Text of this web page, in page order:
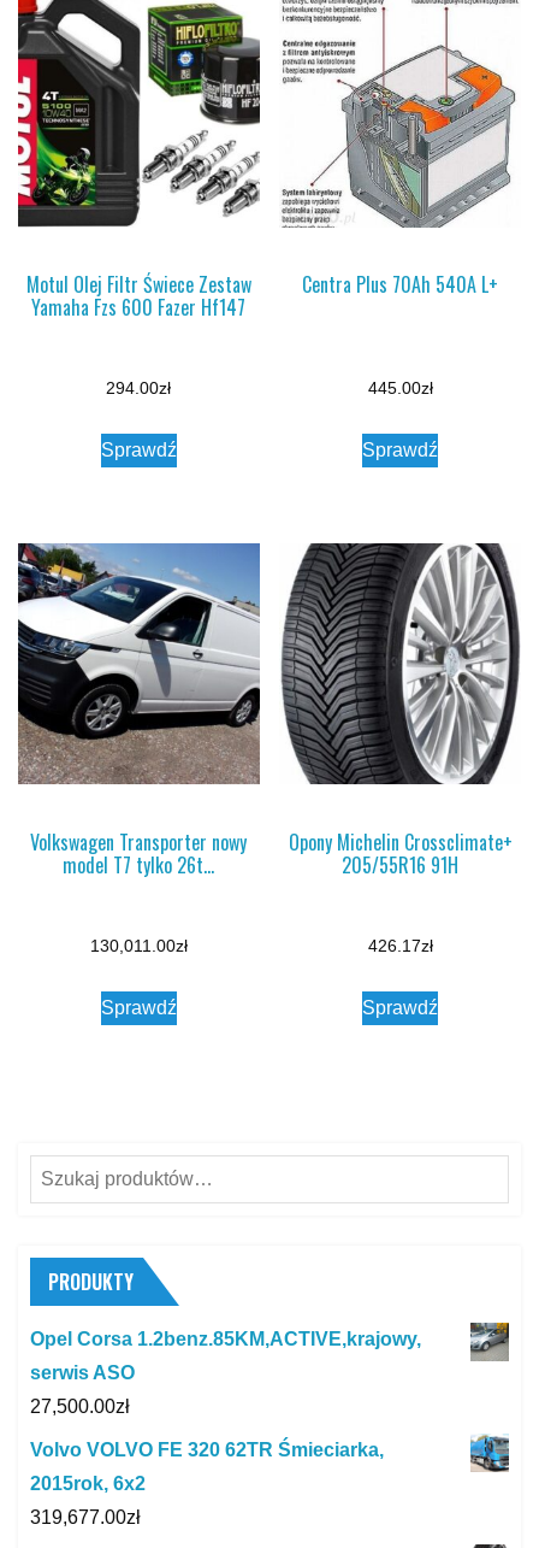
Motul Olej Filtr Świece Zestaw
Yamaha Fzs 600 Fazer Hf147
294.00zł
Sprawdź
Centra Plus 70Ah 540A L+
445.00zł
Sprawdź
Volkswagen Transporter nowy
model T7 tylko 26t…
130,011.00zł
Sprawdź
Opony Michelin Crossclimate+
205/55R16 91H
426.17zł
Sprawdź
Szukaj:
PRODUKTY
Opel Corsa 1.2benz.85KM,ACTIVE,krajowy,
serwis ASO
27,500.00zł
Volvo VOLVO FE 320 62TR Śmieciarka,
2015rok, 6x2
319,677.00zł